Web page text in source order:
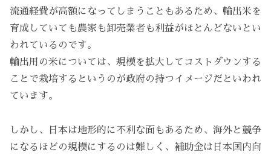
流通経費が高額になってしまうこともあるため、輸出米を
育成していても農家も卸売業者も利益がほとんどないとい
われているのです。
輸出用の米については、規模を拡大してコストダウンする
ことで栽培するというのが政府の持つイメージだといわれ
ています。
しかし、日本は地形的に不利な面もあるため、海外と競争
になるほどの規模にするのは難しく、補助金は日本国内向